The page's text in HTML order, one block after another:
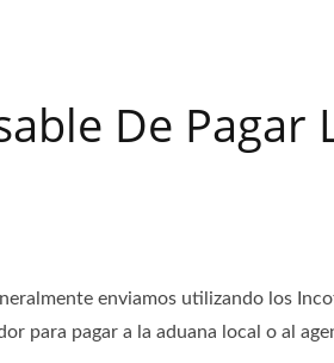
De
enviamos utilizando los
para pagar a la aduana local o al